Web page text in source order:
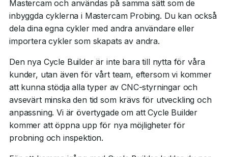
Mastercam och användas på samma sätt som de
inbyggda cyklerna i Mastercam Probing. Du kan också
dela dina egna cykler med andra användare eller
importera cykler som skapats av andra.
Den nya Cycle Builder är inte bara till nytta för våra
kunder, utan även för vårt team, eftersom vi kommer
att kunna stödja alla typer av CNC-styrningar och
avsevärt minska den tid som krävs för utveckling och
anpassning. Vi är övertygade om att Cycle Builder
kommer att öppna upp för nya möjligheter för
probning och inspektion.